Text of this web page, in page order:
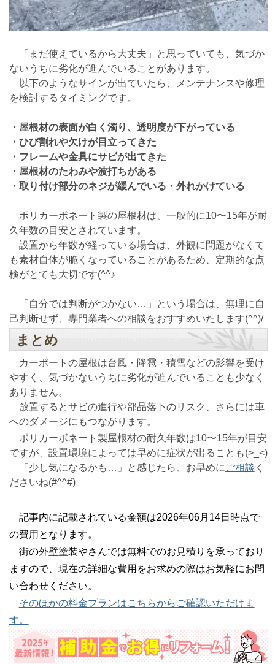
「まだ使えているから大丈夫」と思っていても、気づか
ないうちに劣化が進んでいることがあります。
以下のようなサインが出ていたら、メンテナンスや修理
を検討するタイミングです。
・屋根材の表面が白く濁り、透明度が下がっている
・ひび割れや欠けが目立ってきた
・フレームや金具にサビが出てきた
・屋根材のたわみや波打ちがある
・取り付け部分のネジが緩んでいる・外れかけている
ポリカーボネート製の屋根材は、一般的に10〜15年が耐
久年数の目安とされています。
設置から年数が経っている場合は、外観に問題がなくて
も素材自体が脆くなっていることがあるため、定期的な点
検がとても大切です(^^♪
「自分では判断がつかない…」という場合は、無理に自
己判断せず、専門業者への相談をおすすめいたします(^^)/
まとめ
カーポートの屋根は台風・降雹・積雪などの影響を受け
やすく、気づかないうちに劣化が進んでいることも少なく
ありません。
放置するとサビの進行や部品落下のリスク、さらには車
へのダメージにもつながります。
ポリカーボネート製屋根材の耐久年数は10〜15年が目安
ですが、設置環境によっては早めに症状が出ることも(>_<)
「少し気になるかも…」と感じたら、お早めに ご相談 く
ださいね(#^^#)
記事内に記載されている金額は2026年06月14日時点で
の費用となります。
街の外壁塗装やさんでは無料でのお見積りを承っており
ますので、現在の詳細な費用をお求めの際はお気軽にお問
い合わせください。
そのほかの料金プランはこちらからご確認いただけま
す。